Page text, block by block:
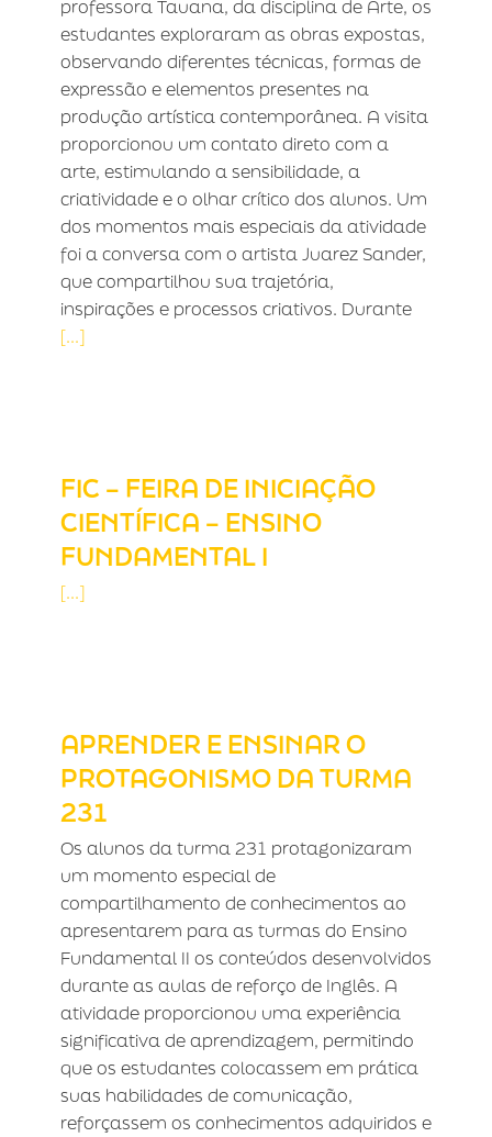
professora Tauana, da disciplina de Arte, os
estudantes exploraram as obras expostas,
observando diferentes técnicas, formas de
expressão e elementos presentes na
produção artística contemporânea. A visita
proporcionou um contato direto com a
arte, estimulando a sensibilidade, a
criatividade e o olhar crítico dos alunos. Um
dos momentos mais especiais da atividade
foi a conversa com o artista Juarez Sander,
que compartilhou sua trajetória,
inspirações e processos criativos. Durante
[...]
I
FIC – FEIRA DE INICIAÇÃO
CIENTÍFICA – ENSINO
FUNDAMENTAL I
[...]
APRENDER E ENSINAR O
PROTAGONISMO DA TURMA
231
Os alunos da turma 231 protagonizaram
um momento especial de
compartilhamento de conhecimentos ao
apresentarem para as turmas do Ensino
Fundamental II os conteúdos desenvolvidos
durante as aulas de reforço de Inglês. A
atividade proporcionou uma experiência
significativa de aprendizagem, permitindo
que os estudantes colocassem em prática
suas habilidades de comunicação,
reforçassem os conhecimentos adquiridos e